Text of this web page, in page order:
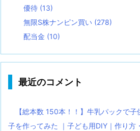
優待 (13)
無限S株ナンピン買い (278)
配当金 (10)
最近のコメント
【総本数 150本！！】牛乳パックで
子を作ってみた ｜子ども用DIY｜作り方